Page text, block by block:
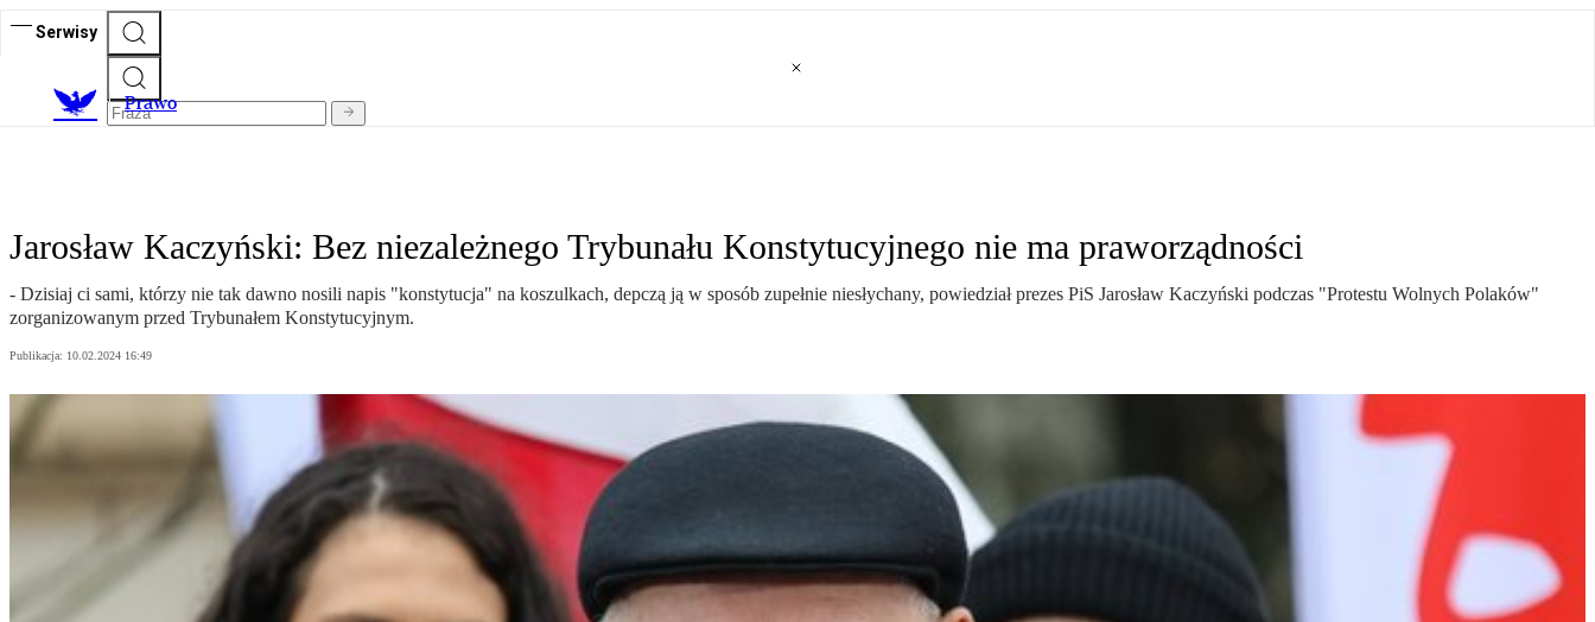
Serwisy
Prawo
Jarosław Kaczyński: Bez niezależnego Trybunału Konstytucyjnego nie ma praworządności
- Dzisiaj ci sami, którzy nie tak dawno nosili napis "konstytucja" na koszulkach, depczą ją w sposób zupełnie niesłychany, powiedział prezes PiS Jarosław Kaczyński podczas "Protestu Wolnych Polaków"
zorganizowanym przed Trybunałem Konstytucyjnym.
Publikacja: 10.02.2024 16:49